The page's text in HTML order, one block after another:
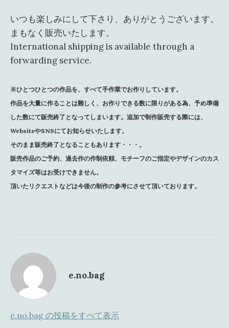
いつも楽しみにして下さり、ありがとうございます。
まもなく販売いたします。
International shipping is available through a
forwarding service.
※ひとつひとつの作品を、 すべて手作業でお作りしています。
作品を大量に作ることは難しく、お作りできる数に限りがある為、 予め準備
した数にて販売終了となってしまいます。 追加で制作販売する際には、
WebsiteやSNSにてお知らせいたします。
そのまま販売終了となることもあります・・・。
販売作品のご予約、過去作の作制依頼、 モチーフのご指定やデザインのカス
タマイズ等はお受けできません。
頂いたリクエストなどは今後の制作の参考にさせて頂いております。
e.no.bag
e.no.bag の投稿をすべて表示